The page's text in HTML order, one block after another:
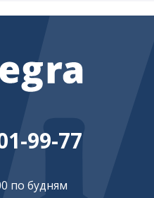
99-77
по будням